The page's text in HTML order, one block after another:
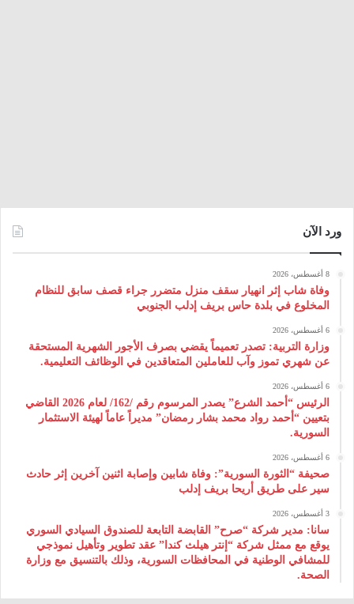
ورد الآن
8 أغسطس، 2026
وفاة شاب إثر انهيار سقف منزل متضرر جراء قصف سابق للنظام
المخلوع في بلدة حاس بريف إدلب الجنوبي
6 أغسطس، 2026
وزارة التربية: تصدر تعميماً يقضي بصرف الأجور الشهرية المستحقة
عن شهري تموز وآب للعاملين المتعاقدين في الوظائف التعليمية.
6 أغسطس، 2026
الرئيس “أحمد الشرع” يصدر المرسوم رقم /162/ لعام 2026 ‌القاضي
بتعيين “أحمد رواد محمد بشار رمضان” مديراً عاماً لهيئة ‌الاستثمار
السورية.
6 أغسطس، 2026
صحيفة “الثورة السورية”: وفاة شابين وإصابة اثنين آخرين إثر حادث
سير على طريق أريحا بريف إدلب
3 أغسطس، 2026
سانا: مدير شركة “صرح” القابضة التابعة للصندوق السيادي السوري
يوقع مع ممثل شركة “إنتر هيلث كندا” عقد تطوير وتأهيل نموذجي
للمشافي الوطنية في المحافظات السورية، وذلك بالتنسيق مع وزارة
الصحة.